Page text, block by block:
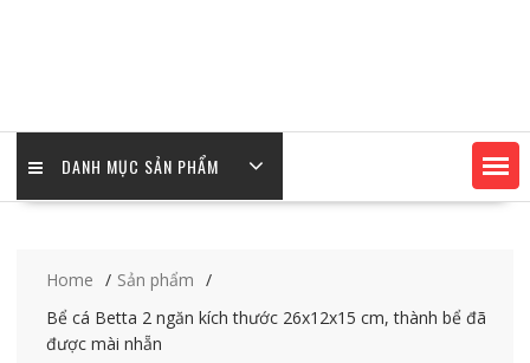
DANH MỤC SẢN PHẨM
Home
Sản phẩm
Bể cá Betta 2 ngăn kích thước 26x12x15 cm, thành bể đã
được mài nhẵn